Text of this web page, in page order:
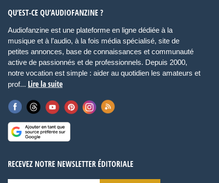
QU’EST-CE QU’AUDIOFANZINE ?
Audiofanzine est une plateforme en ligne dédiée à la
musique et à l’audio, à la fois média spécialisé, site de
petites annonces, base de connaissances et communauté
active de passionnés et de professionnels. Depuis 2000,
notre vocation est simple : aider au quotidien les amateurs et
prof... Lire la suite
RECEVEZ NOTRE NEWSLETTER ÉDITORIALE